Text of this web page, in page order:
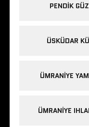
PENDIK
ÜSKÜDAR
ÜMRANIYE
ÜMRANIYE